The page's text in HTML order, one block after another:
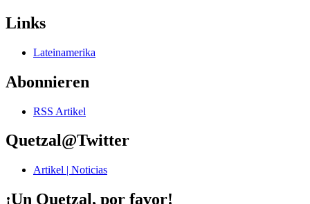
Links
Lateinamerika
Abonnieren
RSS Artikel
Quetzal@Twitter
Artikel | Noticias
¡Un Quetzal, por favor!